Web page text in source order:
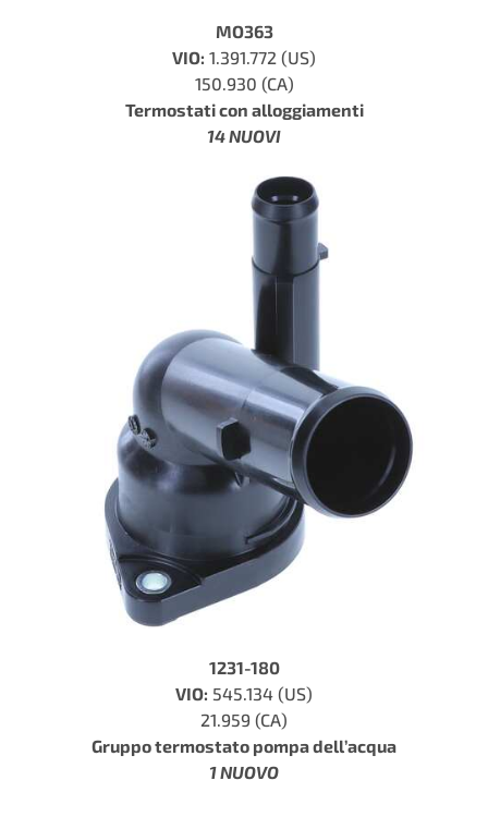
MO363
VIO: 1.391.772 (US)
150.930 (CA)
Termostati con alloggiamenti
14 NUOVI
1231-180
VIO: 545.134 (US)
21.959 (CA)
Gruppo termostato pompa dell’acqua
1 NUOVO